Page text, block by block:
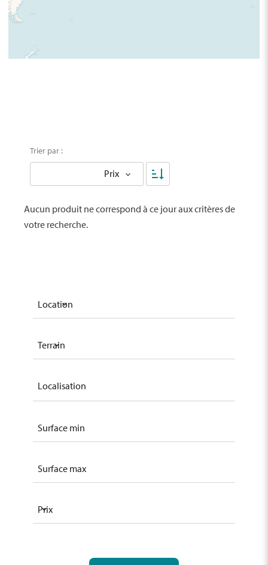
Trier par :
Prix
Aucun produit ne correspond à ce jour aux critères de
votre recherche.
Location
Terrain
Localisation
Prix